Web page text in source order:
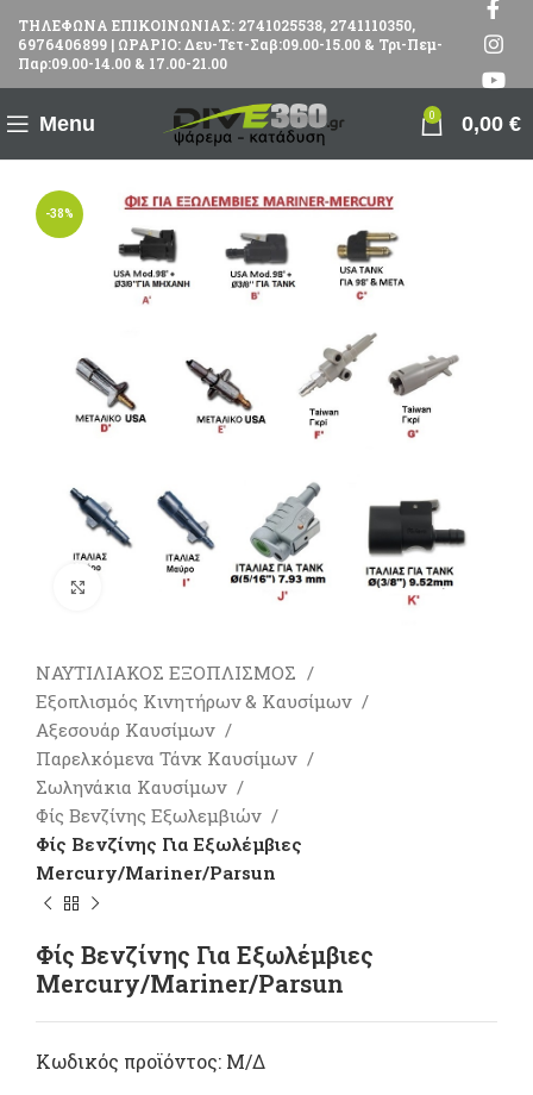
ΤΗΛΕΦΩΝΑ ΕΠΙΚΟΙΝΩΝΙΑΣ: 2741025538, 2741110350,
6976406899 | ΩΡΑΡΙΟ: Δευ-Τετ-Σαβ:09.00-15.00 & Τρι-Πεμ-
Παρ:09.00-14.00 & 17.00-21.00
Menu 0 0,00 €
-38%
Πατήστε για μεγέθυνση
ΝΑΥΤΙΛΙΑΚΟΣ ΕΞΟΠΛΙΣΜΟΣ
Εξοπλισμός Κινητήρων & Καυσίμων
Αξεσουάρ Καυσίμων
Παρελκόμενα Τάνκ Καυσίμων
Σωληνάκια Καυσίμων
Φίς Βενζίνης Εξωλεμβιών
Φίς Βενζίνης Για Εξωλέμβιες
Mercury/Mariner/Parsun
Φίς Βενζίνης Για Εξωλέμβιες
Mercury/Mariner/Parsun
Κωδικός προϊόντος: Μ/Δ